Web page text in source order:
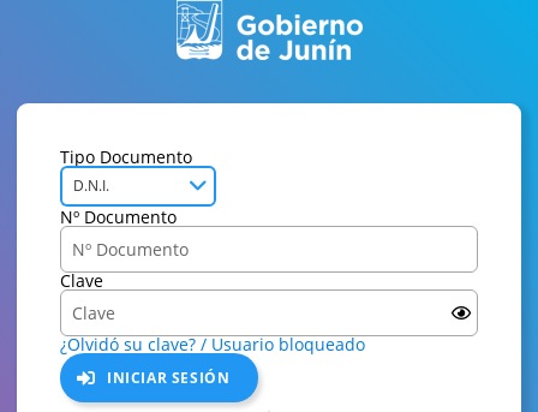
Tipo Documento
D.N.I.
Nº Documento
Clave
¿Olvidó su clave? / Usuario bloqueado
INICIAR SESIÓN